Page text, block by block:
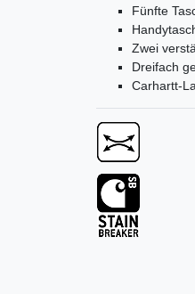
Fünfte
Zwei
Dreifach
Carhartt-